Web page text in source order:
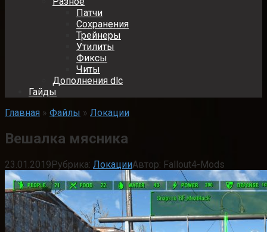
Патчи
Сохранения
Трейнеры
Утилиты
Фиксы
Читы
Дополнения dlc
Гайды
Главная » Файлы » Локации
Вешалка мясника
23.01.2019Рубрика: ЛокацииАвтор: Fallout4-Mods